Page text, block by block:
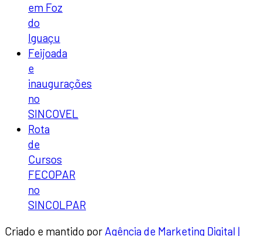
em Foz
do
Iguaçu
Feijoada
e
inaugurações
no
SINCOVEL
Rota
de
Cursos
FECOPAR
no
SINCOLPAR
Criado e mantido por Agência de Marketing Digital |